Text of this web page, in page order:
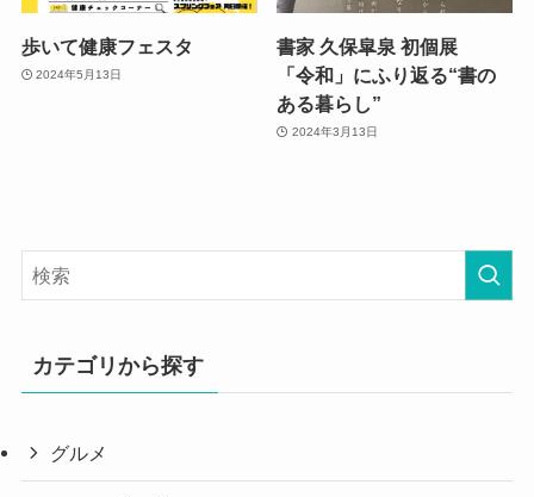
歩いて健康フェスタ
2024年5月13日
書家 久保皐泉 初個展
「令和」にふり返る“書の
ある暮らし”
2024年3月13日
カテゴリから探す
グルメ